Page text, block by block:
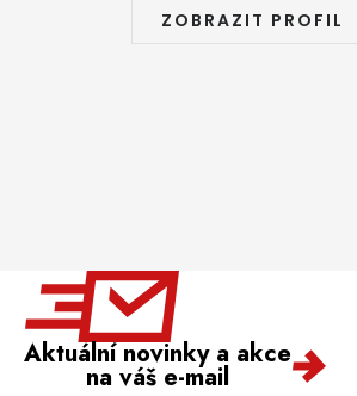
ZOBRAZIT PROFIL
Aktuální novinky a akce
na váš e-mail